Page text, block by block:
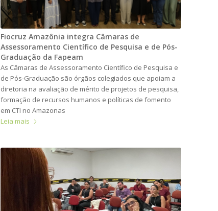
Fiocruz Amazônia integra Câmaras de
Assessoramento Científico de Pesquisa e de Pós-
Graduação da Fapeam
As Câmaras de Assessoramento Científico de Pesquisa e
de Pós-Graduação são órgãos colegiados que apoiam a
diretoria na avaliação de mérito de projetos de pesquisa,
formação de recursos humanos e políticas de fomento
em CTI no Amazonas
Leia mais